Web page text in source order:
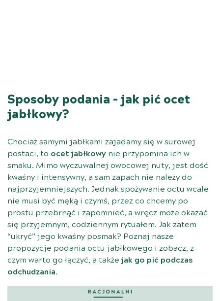
Sposoby podania – jak pić ocet
jabłkowy?
Chociaż samymi jabłkami zajadamy się w surowej
postaci, to ocet jabłkowy nie przypomina ich w
smaku. Mimo wyczuwalnej owocowej nuty, jest dość
kwaśny i intensywny, a sam zapach nie należy do
najprzyjemniejszych. Jednak spożywanie octu wcale
nie musi być męką i czymś, przez co chcemy po
prostu przebrnąć i zapomnieć, a wręcz może okazać
się przyjemnym, codziennym rytuałem. Jak zatem
“ukryć” jego kwaśny posmak? Poznaj nasze
propozycje podania octu jabłkowego i zobacz, z
czym warto go łączyć, a takżejak go pić podczas
odchudzania.